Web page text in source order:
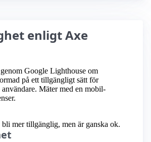
enligt Axe
Google Lighthouse om
på ett tillgängligt sätt för
Mäter med en mobil­
bli mer tillgänglig, men är ganska ok.